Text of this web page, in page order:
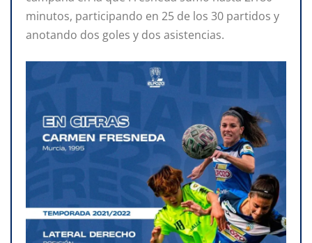
minutos, participando en 25 de los 30 partidos y
anotando dos goles y dos asistencias.